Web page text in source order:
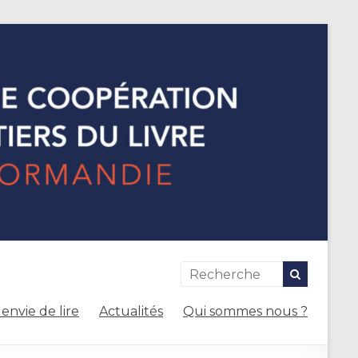
de lire Actualités Qui sommes nous ?